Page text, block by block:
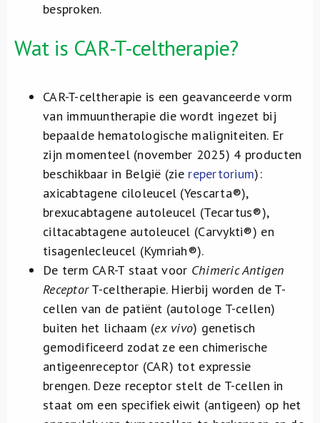
besproken.
Wat is CAR-T-celtherapie?
CAR-T-celtherapie is een geavanceerde vorm
van immuuntherapie die wordt ingezet bij
bepaalde hematologische maligniteiten. Er
zijn momenteel (november 2025) 4 producten
beschikbaar in België (zie repertorium):
axicabtagene ciloleucel (Yescarta®),
brexucabtagene autoleucel (Tecartus®),
ciltacabtagene autoleucel (Carvykti®) en
tisagenlecleucel (Kymriah®).
De term CAR-T staat voor Chimeric Antigen
ReceptorT-celtherapie. Hierbij worden de T-
cellen van de patiënt (autologe T-cellen)
buiten het lichaam (ex vivo) genetisch
gemodificeerd zodat ze een chimerische
antigeenreceptor (CAR) tot expressie
brengen. Deze receptor stelt de T-cellen in
staat om een specifiek eiwit (antigeen) op het